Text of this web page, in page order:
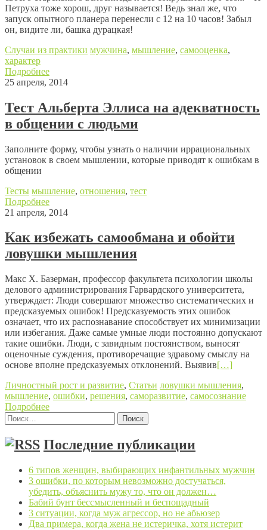
Петруха тоже хорош, друг называется! Ведь знал же, что
запуск опытного планера перенесли с 12 на 10 часов! Забыл
он, видите ли, башка дурацкая!
Случаи из практики мужчина, мышление, самооценка,
характер
Подробнее
25 апреля, 2014
Тест Альберта Эллиса на адекватность
в общении с людьми
Заполните форму, чтобы узнать о наличии иррациональных
установок в своем мышлении, которые приводят к ошибкам в
общении
Тесты мышление, отношения, тест
Подробнее
21 апреля, 2014
Как избежать самообмана и обойти
ловушки мышления
Макс X. Базерман, профессор факультета психологии школы
делового администрирования Гарвардского университета,
утверждает: Люди совершают множество систематических и
предсказуемых ошибок! Предсказуемость этих ошибок
означает, что их распознавание способствует их минимизации
или избегания. Даже самые умные люди постоянно допускают
такие ошибки. Люди, с завидным постоянством, выносят
оценочные суждения, противоречащие здравому смыслу на
основе вполне предсказуемых отклонений. Выявив[…]
Личностный рост и развитие, Статьи ловушки мышления,
мышление, ошибки, решения, саморазвитие, самосознание
Подробнее
Найти:
Последние публикации
6 типов женщин, выбирающих инфантильных мужчин
3 ошибки, по которым невозможно достучаться,
убедить, объяснить мужу то, что он должен…
Бабий бунт бессмысленный и беспощадный
3 ситуации, когда муж агрессор, но не абьюзер
Два примера, когда жена не истеричка, хотя истерит